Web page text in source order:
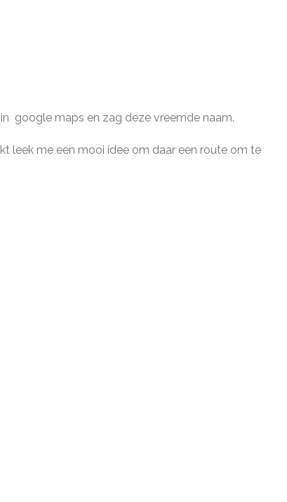
google maps en zag deze vreemde naam.
leek me een mooi idee om daar een route om te